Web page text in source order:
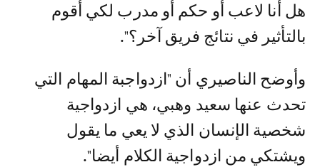
هل أنا لاعب أو حكم أو مدرب لكي أقوم
بالتأثير في نتائج فريق آخر؟".
وأوضح الناصيري أن "ازدواجبة المهام التي
تحدث عنها سعيد وهبي، هي ازدواجية
شخصية الإنسان الذي لا يعي ما يقول
ويشتكي من ازدواجية الكلام أيضا".